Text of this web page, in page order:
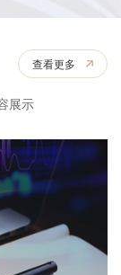
展示
查看更多